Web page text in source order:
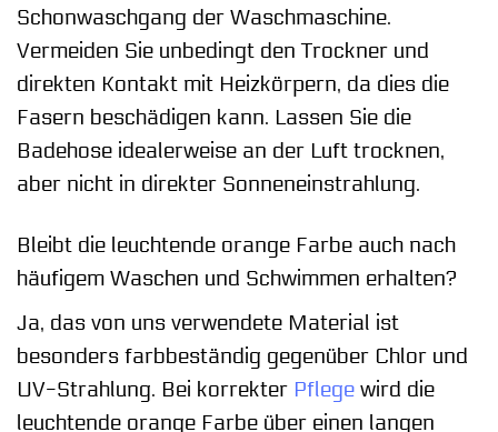
Schonwaschgang der Waschmaschine.
Vermeiden Sie unbedingt den Trockner und
direkten Kontakt mit Heizkörpern, da dies die
Fasern beschädigen kann. Lassen Sie die
Badehose idealerweise an der Luft trocknen,
aber nicht in direkter Sonneneinstrahlung.
Bleibt die leuchtende orange Farbe auch nach
häufigem Waschen und Schwimmen erhalten?
Ja, das von uns verwendete Material ist
besonders farbbeständig gegenüber Chlor und
UV-Strahlung. Bei korrekter Pflege wird die
leuchtende orange Farbe über einen langen